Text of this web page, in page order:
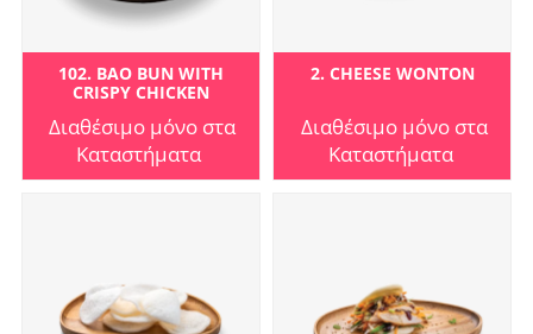
102. BAO BUN WITH
CRISPY CHICKEN
Διαθέσιμο μόνο στα
Καταστήματα
2. CHEESE WONTON
Διαθέσιμο μόνο στα
Καταστήματα